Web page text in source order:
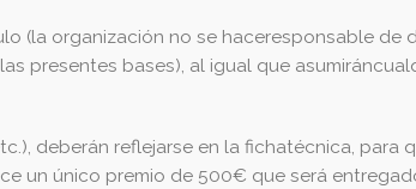
(la organización no se haceresponsable
presentes bases), al igual que
deberán reflejarse en la fichatécnica,
un único premio de 500€ que será